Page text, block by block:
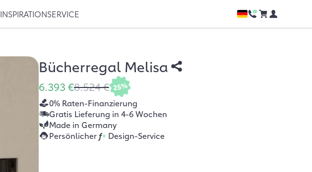
INSPIRATIONSERVICE
Bücherregal Melisa
6.393 €8.524 € 25%
0% Raten-Finanzierung
Gratis Lieferung in 4-6 Wochen
Made in Germany
Persönlicher f+Design-Service